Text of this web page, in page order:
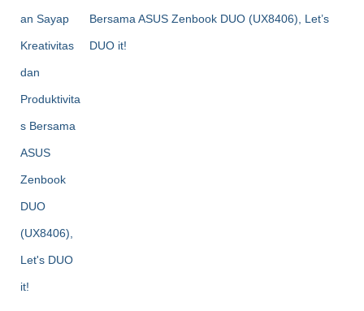
Bersama ASUS Zenbook DUO (UX8406), Let’s
DUO it!